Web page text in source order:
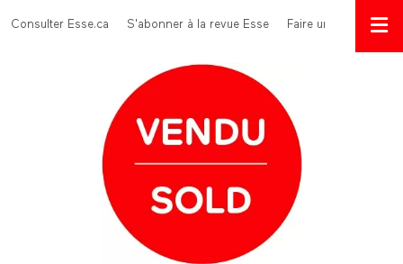
Menu Top
Consulter Esse.ca S'abonner à la revue Esse Faire un don